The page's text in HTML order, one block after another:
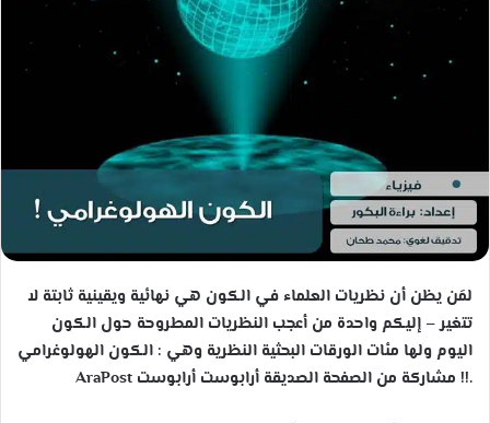
لمَن يظن أن نظريات العلماء في الكون هي نهائية ويقينية ثابتة لا
تتغير – إليكم واحدة من أعجب النظريات المطروحة حول الكون
اليوم ولها مئات الورقات البحثية النظرية وهي : الكون الهولوغرامي
.!! مشاركة من الصفحة الصديقة أرابوست أرابوست AraPost